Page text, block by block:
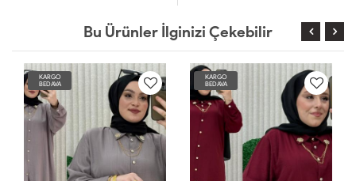
Bu Ürünler İlginizi Çekebilir
KARGO
BEDAVA
KARGO
BEDAVA